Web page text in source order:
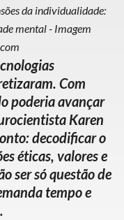
da individualidade:
mental - Imagem
Com
poderia avançar
Karen
decodificar o
éticas, valores e
ser só questão de
tempo e